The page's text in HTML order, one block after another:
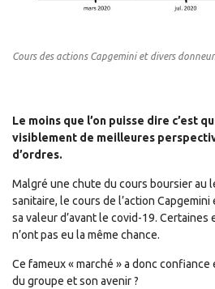
Cours des actions Capgemini et divers
Le moins que l’on puisse dire c’est
visiblement de meilleures
d’ordres.
Malgré une chute du cours boursier au
sanitaire, le cours de l’action
sa valeur d’avant le covid-19. Certaines
n’ont pas eu la même chance.
Ce fameux « marché » a donc
du groupe et son avenir ?